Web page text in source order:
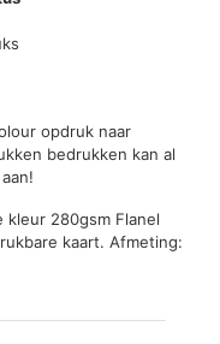
opdruk naar
bedrukken kan al
280gsm Flanel
kaart. Afmeting: